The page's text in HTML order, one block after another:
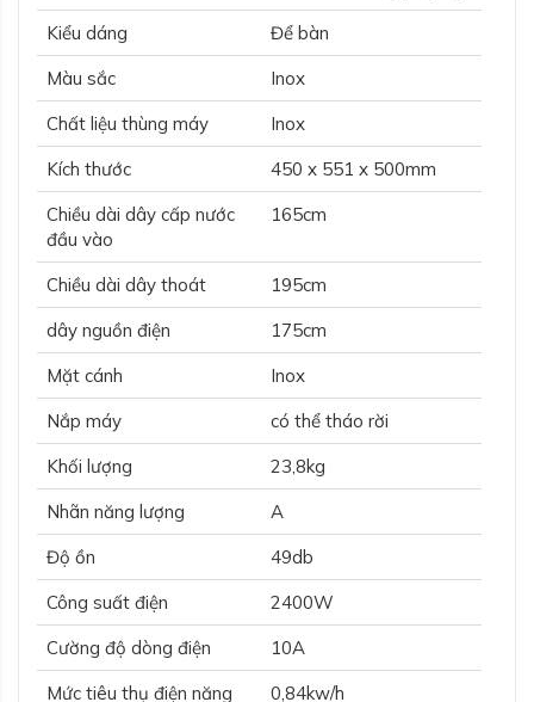
Kiểu dáng
Để bàn
Màu sắc
Inox
Chất liệu thùng máy
Inox
Kích thước
450 x 551 x 500mm
Chiều dài dây cấp nước
đầu vào
165cm
Chiều dài dây thoát
195cm
dây nguồn điện
175cm
Mặt cánh
Inox
Nắp máy
có thể tháo rời
Khối lượng
23,8kg
Nhãn năng lượng
A
Độ ồn
49db
Công suất điện
2400W
Cường độ dòng điện
10A
Mức tiêu thụ điện năng
0,84kw/h